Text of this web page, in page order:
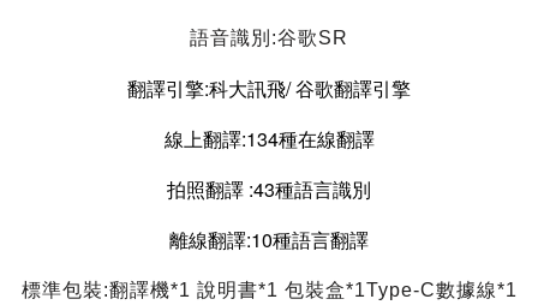
語音識別:谷歌SR
翻譯引擎:科大訊飛/谷歌翻譯引擎
線上翻譯:134種在線翻譯
拍照翻譯 :43種語言識別
離線翻譯:10種語言翻譯
標準包裝:翻譯機*1 說明書*1 包裝盒*1Type-C數據線*1